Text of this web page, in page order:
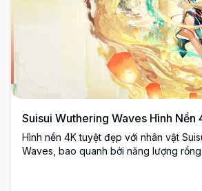
Suisui Wuthering Waves Hình Nền
Hình nền 4K tuyệt đẹp với nhân vật
Waves, bao quanh bởi năng lượng